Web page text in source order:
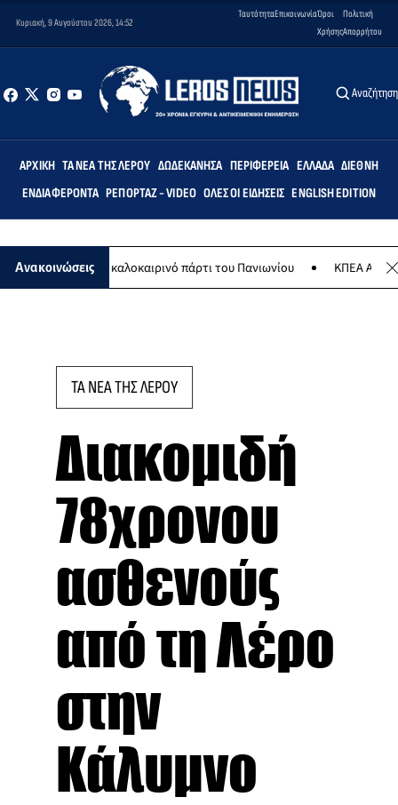
Κυριακή, 9 Αυγούστου 2026, 14:52
ΤαυτότηταΕπικοινωνίαΌροι
Χρήσης
Πολιτική
Απορρήτου
Αναζήτηση
ΑΡΧΙΚΉ ΤΑ ΝΈΑ ΤΗΣ ΛΈΡΟΥ ΔΩΔΕΚΆΝΗΣΑ ΠΕΡΙΦΈΡΕΙΑ ΕΛΛΆΔΑ ΔΙΕΘΝΉ
ΕΝΔΙΑΦΈΡΟΝΤΑ ΡΕΠΟΡΤΆΖ - VIDEO ΌΛΕΣ ΟΙ ΕΙΔΉΣΕΙΣ ENGLISH EDITION
Ανακοινώσεις
Αυγούστου το καλοκαιρινό πάρτι του Πανιωνίου ΚΠΕΑ ΑΡΤΕΜΙΣ:
ΤΑ ΝΕΑ ΤΗΣ ΛΕΡΟΥ
Διακομιδή
78χρονου
ασθενούς
από τη Λέρο
στην
Κάλυμνο